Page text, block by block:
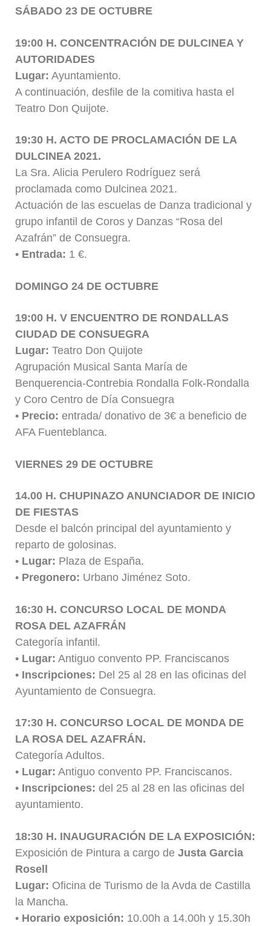
SÁBADO 23 DE OCTUBRE
19:00 H. CONCENTRACIÓN DE DULCINEA Y
AUTORIDADES
Lugar: Ayuntamiento.
A continuación, desfile de la comitiva hasta el
Teatro Don Quijote.
19:30 H. ACTO DE PROCLAMACIÓN DE LA
DULCINEA 2021.
La Sra. Alicia Perulero Rodríguez será
proclamada como Dulcinea 2021.
Actuación de las escuelas de Danza tradicional y
grupo infantil de Coros y Danzas “Rosa del
Azafrán” de Consuegra.
• Entrada: 1 €.
DOMINGO 24 DE OCTUBRE
19:00 H. V ENCUENTRO DE RONDALLAS
CIUDAD DE CONSUEGRA
Lugar: Teatro Don Quijote
Agrupación Musical Santa María de
Benquerencia-Contrebia Rondalla Folk-Rondalla
y Coro Centro de Día Consuegra
• Precio: entrada/ donativo de 3€ a beneficio de
AFA Fuenteblanca.
VIERNES 29 DE OCTUBRE
14.00 H. CHUPINAZO ANUNCIADOR DE INICIO
DE FIESTAS
Desde el balcón principal del ayuntamiento y
reparto de golosinas.
• Lugar: Plaza de España.
• Pregonero: Urbano Jiménez Soto.
16:30 H. CONCURSO LOCAL DE MONDA
ROSA DEL AZAFRÁN
Categoría infantil.
• Lugar: Antiguo convento PP. Franciscanos
• Inscripciones: Del 25 al 28 en las oficinas del
Ayuntamiento de Consuegra.
17:30 H. CONCURSO LOCAL DE MONDA DE
LA ROSA DEL AZAFRÁN.
Categoría Adultos.
• Lugar: Antiguo convento PP. Franciscanos.
• Inscripciones: del 25 al 28 en las oficinas del
ayuntamiento.
18:30 H. INAUGURACIÓN DE LA EXPOSICIÓN:
Exposición de Pintura a cargo deJusta Garcia
Rosell
Lugar: Oficina de Turismo de la Avda de Castilla
la Mancha.
• Horario exposición: 10.00h a 14.00h y 15.30h